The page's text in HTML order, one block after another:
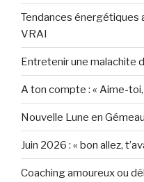
Tendances énergétiques
VRAI
Entretenir une malachite
A ton compte : « Aime-toi,
Nouvelle Lune en
Juin 2026 : « bon allez,
Coaching amoureux ou